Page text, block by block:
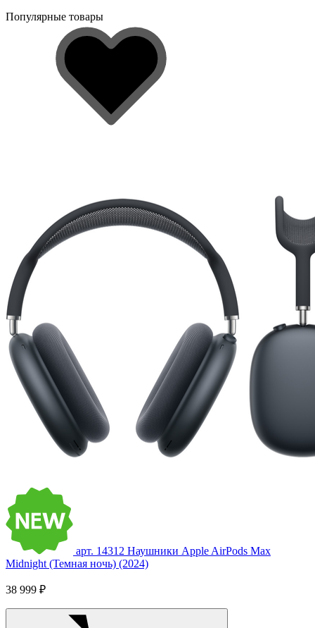
Популярные товары
арт. 14312 Наушники Apple AirPods Max
Midnight (Темная ночь) (2024)
38 999 ₽